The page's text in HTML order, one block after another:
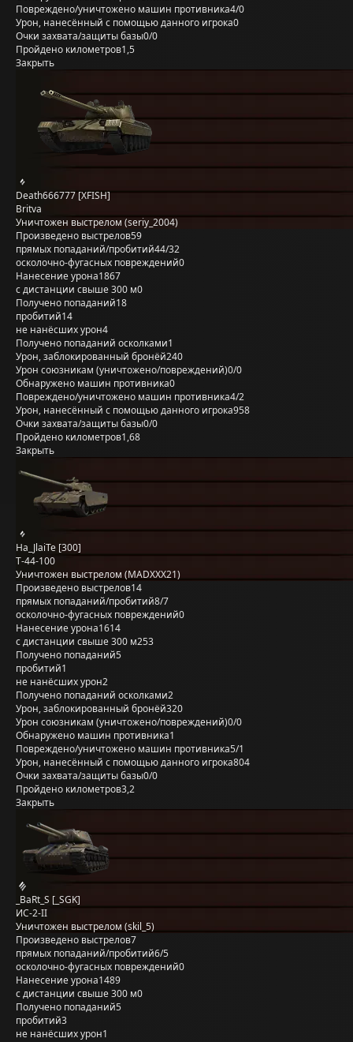
Повреждено/уничтожено машин противника4/0
Урон, нанесённый с помощью данного игрока0
Очки захвата/защиты базы0/0
Пройдено километров1,5
Закрыть
Death666777 [XFISH]
Britva
Уничтожен выстрелом (seriy_2004)
Произведено выстрелов59
прямых попаданий/пробитий44/32
осколочно-фугасных повреждений0
Нанесение урона1867
с дистанции свыше 300 м0
Получено попаданий18
пробитий14
не нанёсших урон4
Получено попаданий осколками1
Урон, заблокированный бронёй240
Урон союзникам (уничтожено/повреждений)0/0
Обнаружено машин противника0
Повреждено/уничтожено машин противника4/2
Урон, нанесённый с помощью данного игрока958
Очки захвата/защиты базы0/0
Пройдено километров1,68
Закрыть
Ha_JlaiTe [300]
Т-44-100
Уничтожен выстрелом (MADXXX21)
Произведено выстрелов14
прямых попаданий/пробитий8/7
осколочно-фугасных повреждений0
Нанесение урона1614
с дистанции свыше 300 м253
Получено попаданий5
пробитий1
не нанёсших урон2
Получено попаданий осколками2
Урон, заблокированный бронёй320
Урон союзникам (уничтожено/повреждений)0/0
Обнаружено машин противника1
Повреждено/уничтожено машин противника5/1
Урон, нанесённый с помощью данного игрока804
Очки захвата/защиты базы0/0
Пройдено километров3,2
Закрыть
_BaRt_S [_SGK]
ИС-2-II
Уничтожен выстрелом (skil_5)
Произведено выстрелов7
прямых попаданий/пробитий6/5
осколочно-фугасных повреждений0
Нанесение урона1489
с дистанции свыше 300 м0
Получено попаданий5
пробитий3
не нанёсших урон1